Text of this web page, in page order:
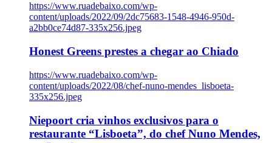
https://www.ruadebaixo.com/wp-
content/uploads/2022/09/2dc75683-1548-4946-950d-
a2bb0ce74d87-335x256.jpeg
Honest Greens prestes a chegar ao Chiado
https://www.ruadebaixo.com/wp-
content/uploads/2022/08/chef-nuno-mendes_lisboeta-
335x256.jpeg
Niepoort cria vinhos exclusivos para o
restaurante “Lisboeta”, do chef Nuno Mendes,